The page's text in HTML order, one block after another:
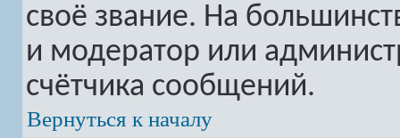
своё звание. На
и модератор или
счётчика сообщений.
Вернуться к началу